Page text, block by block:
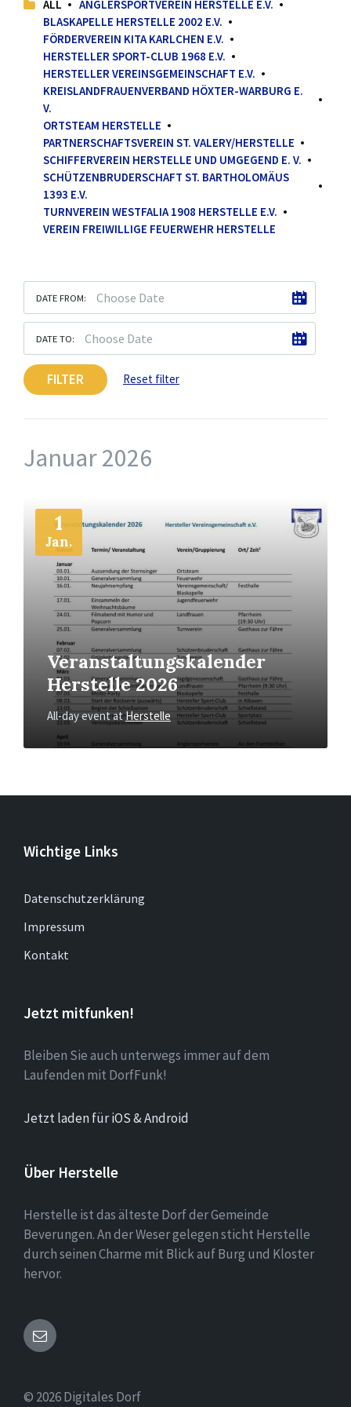
ALL
ANGLERSPORTVEREIN HERSTELLE E.V.
BLASKAPELLE HERSTELLE 2002 E.V.
FÖRDERVEREIN KITA KARLCHEN E.V.
HERSTELLER SPORT-CLUB 1968 E.V.
HERSTELLER VEREINSGEMEINSCHAFT E.V.
KREISLANDFRAUENVERBAND HÖXTER-WARBURG E.
V.
ORTSTEAM HERSTELLE
PARTNERSCHAFTSVEREIN ST. VALERY/HERSTELLE
SCHIFFERVEREIN HERSTELLE UND UMGEGEND E. V.
SCHÜTZENBRUDERSCHAFT ST. BARTHOLOMÄUS
1393 E.V.
TURNVEREIN WESTFALIA 1908 HERSTELLE E.V.
VEREIN FREIWILLIGE FEUERWEHR HERSTELLE
DATE FROM:
DATE TO:
FILTER Reset filter
Januar 2026
1
Jan.
Veranstaltungskalender
Herstelle 2026
All-day eventatHerstelle
Wichtige Links
Datenschutzerklärung
Impressum
Kontakt
Jetzt mitfunken!
Bleiben Sie auch unterwegs immer auf dem
Laufenden mit DorfFunk!
Jetzt laden für iOS & Android
Über Herstelle
Herstelle ist das älteste Dorf der Gemeinde
Beverungen. An der Weser gelegen sticht Herstelle
durch seinen Charme mit Blick auf Burg und Kloster
hervor.
Email
© 2026 Digitales Dorf